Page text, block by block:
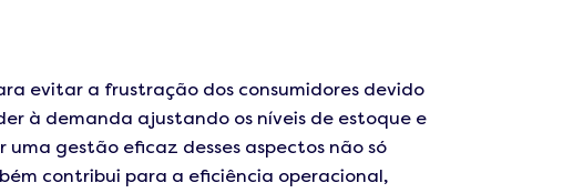
evitar a frustração dos consumidores devido
à demanda ajustando os níveis de estoque e
gestão eficaz desses aspectos não só
contribui para a eficiência operacional,